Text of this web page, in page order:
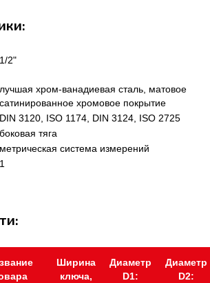
1/2"
лучшая хром-ванадиевая сталь, матовое
сатинированное хромовое покрытие
DIN 3120, ISO 1174, DIN 3124, ISO 2725
боковая тяга
метрическая система измерений
1
Ширина
ключа,
Диаметр
D1:
Диаметр
D2: